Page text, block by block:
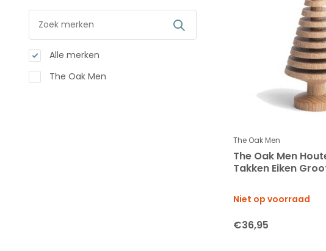
Alle merken
The Oak Men
The Oak Men
The Oak Men
Takken Eiken
Niet op voorraad
€36,95